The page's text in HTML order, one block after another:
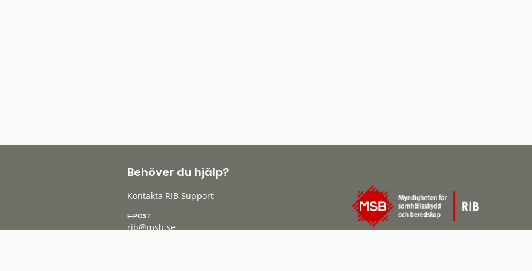
Behöver du hjälp?
Kontakta RIB Support
E-POST
rib@msb.se